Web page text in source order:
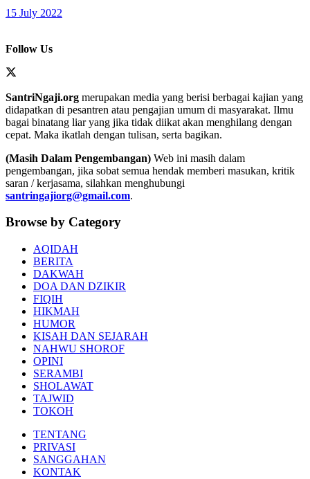
15 July 2022
Follow Us
SantriNgaji.org merupakan media yang berisi berbagai kajian yang
didapatkan di pesantren atau pengajian umum di masyarakat. Ilmu
bagai binatang liar yang jika tidak diikat akan menghilang dengan
cepat. Maka ikatlah dengan tulisan, serta bagikan.
(Masih Dalam Pengembangan) Web ini masih dalam
pengembangan, jika sobat semua hendak memberi masukan, kritik
saran / kerjasama, silahkan menghubungi
santringajiorg@gmail.com.
Browse by Category
AQIDAH
BERITA
DAKWAH
DOA DAN DZIKIR
FIQIH
HIKMAH
HUMOR
KISAH DAN SEJARAH
NAHWU SHOROF
OPINI
SERAMBI
SHOLAWAT
TAJWID
TOKOH
TENTANG
PRIVASI
SANGGAHAN
KONTAK